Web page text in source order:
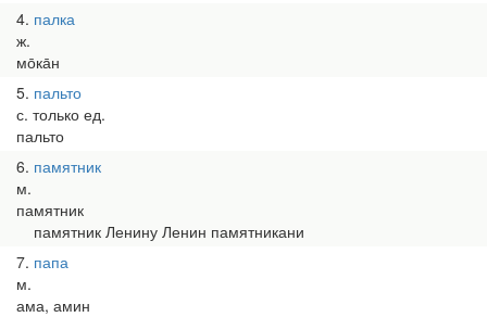
4 палка
ж.
мо̄ка̄н
5 пальто
с. только ед.
пальто
6 памятник
м.
памятник
памятник Ленину Ленин памятникани
7 папа
м.
ама, амин